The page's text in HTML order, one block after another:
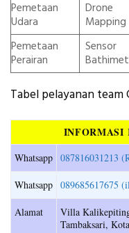
Pemetaan
Udara
Drone
Mapping
Pemetaan
Perairan
Sensor
Tabel pelayanan team
INFORMASI
Whatsapp 087816031213
Whatsapp 089685617675
Alamat
Villa
Tambaksari,